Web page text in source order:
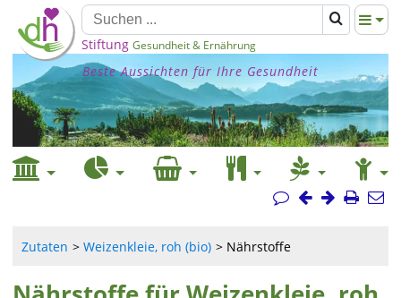
Stiftung Gesundheit & Ernährung
Beste Aussichten für Ihre Gesundheit
Zutaten Weizenkleie, roh (bio) Nährstoffe